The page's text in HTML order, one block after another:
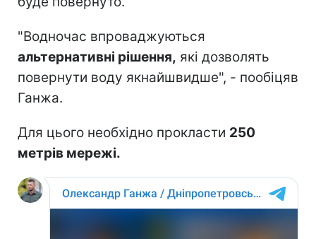
"Водночас впроваджуються
альтернативні рішення, які дозволять
повернути воду якнайшвидше", - пообіцяв
Ганжа.
Для цього необхідно прокласти 250
метрів мережі.